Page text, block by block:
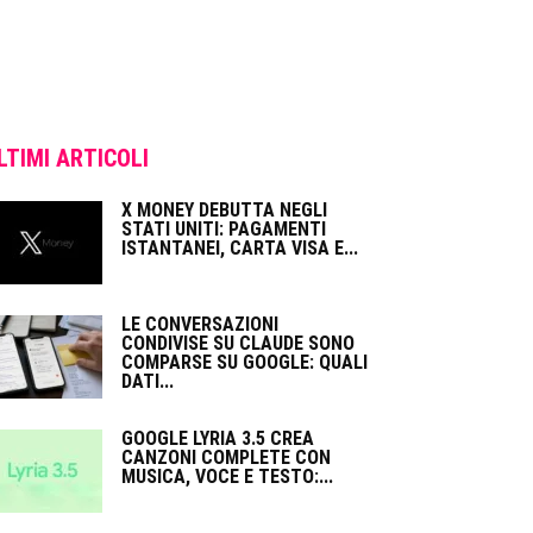
ARTICOLI
X MONEY DEBUTTA NEGLI
STATI UNITI: PAGAMENTI
ISTANTANEI, CARTA VISA E...
LE CONVERSAZIONI
CONDIVISE SU CLAUDE SONO
COMPARSE SU GOOGLE: QUALI
DATI...
GOOGLE LYRIA 3.5 CREA
CANZONI COMPLETE CON
MUSICA, VOCE E TESTO:...